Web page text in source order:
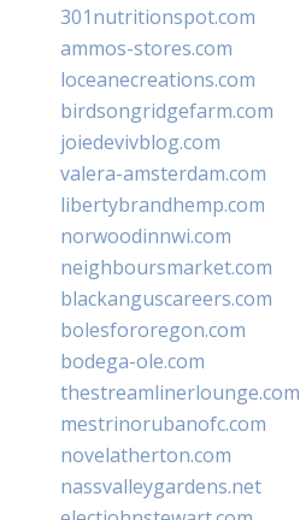
301nutritionspot.com
ammos-stores.com
loceanecreations.com
birdsongridgefarm.com
joiedevivblog.com
valera-amsterdam.com
libertybrandhemp.com
norwoodinnwi.com
neighboursmarket.com
blackanguscareers.com
bolesfororegon.com
bodega-ole.com
thestreamlinerlounge.com
mestrinorubanofc.com
novelatherton.com
nassvalleygardens.net